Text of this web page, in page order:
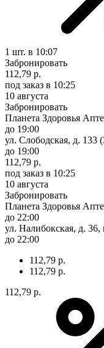
1 шт. в 10:07
Забронировать
112,79 р.
под заказ в 10:25
10 августа
Забронировать
Планета Здоровья
до 19:00
ул. Слободская, д. 133
до 19:00
112,79 р.
под заказ в 10:25
10 августа
Забронировать
Планета Здоровья
до 22:00
ул. Налибокская, д.
до 22:00
112,79 р.
112,79 р.
112,79 р.